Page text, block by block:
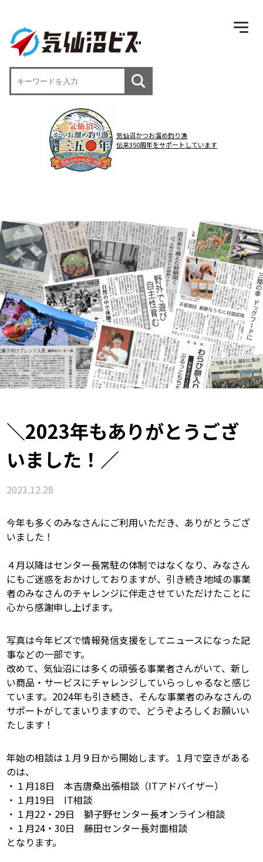
気仙沼かつお溜め釣り漁
伝来350周年をサポートしています
＼2023年もありがとうござ
いました！／
2023.12.28
今年も多くのみなさんにご利用いただき、ありがとうござ
いました！
４月以降はセンター長常駐の体制ではなくなり、みなさん
にもご迷惑をおかけしておりますが、引き続き地域の事業
者のみなさんのチャレンジに伴走させていただけたことに
心から感謝申し上げます。
写真は今年ビズで情報発信支援をしてニュースになった記
事などの一部です。
改めて、気仙沼には多くの頑張る事業者さんがいて、新し
い商品・サービスにチャレンジしていらっしゃるなと感じ
ています。2024年も引き続き、そんな事業者のみなさんの
サポートがしてまいりますので、どうぞよろしくお願いい
たします！
年始の相談は１月９日から開始します。１月で空きがある
のは、
・１月18日 本吉唐桑出張相談（ITアドバイザー）
・１月19日 IT相談
・１月22・29日 獅子野センター長オンライン相談
・１月24・30日 藤田センター長対面相談
となります。